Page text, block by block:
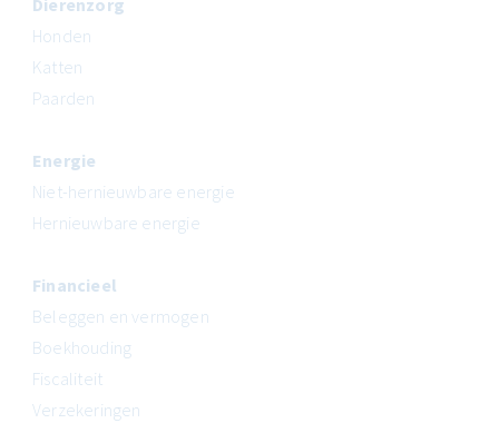
Honden
Katten
Paarden
Energie
Niet-hernieuwbare energie
Hernieuwbare energie
Financieel
Beleggen en vermogen
Boekhouding
Fiscaliteit
Verzekeringen